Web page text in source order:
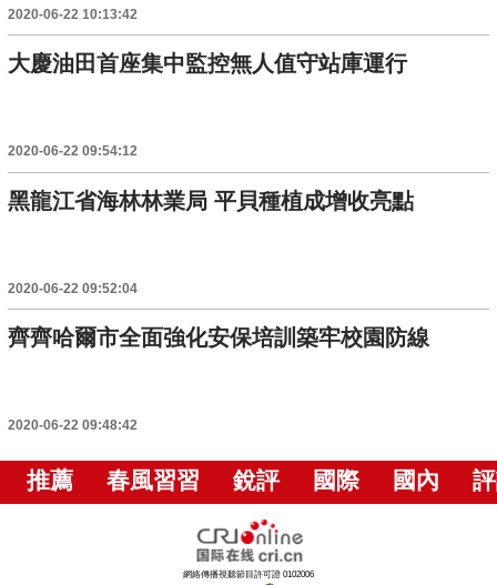
2020-06-22 10:13:42
大慶油田首座集中監控無人值守站庫運行
2020-06-22 09:54:12
黑龍江省海林林業局 平貝種植成增收亮點
2020-06-22 09:52:04
齊齊哈爾市全面強化安保培訓築牢校園防線
2020-06-22 09:48:42
推薦 春風習習 銳評 國際 國內
網絡傳播視聽節目許可證 0102006